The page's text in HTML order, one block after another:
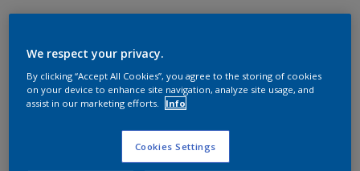
We respect your privacy.
By clicking “Accept All Cookies”, you agree to the storing of cookies
on your device to enhance site navigation, analyze site usage, and
assist in our marketing efforts.
Info
Cookies Settings